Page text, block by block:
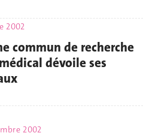
2002
commun de recherche
dévoile ses
2002